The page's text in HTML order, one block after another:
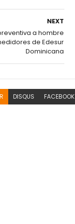
NEXT
a hombre
de Edesur
Dominicana
DISQUS FACEBOOK